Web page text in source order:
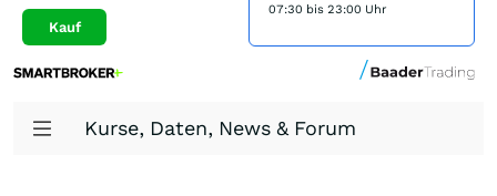
Kauf
07:30 bis 23:00 Uhr
Kurse, Daten, News & Forum